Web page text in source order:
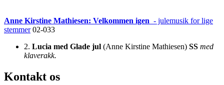
Anne Kirstine Mathiesen: Velkommen igen - julemusik for lige
stemmer 02-033
2. Lucia med Glade jul (Anne Kirstine Mathiesen) SS med
klaverakk.
Kontakt os